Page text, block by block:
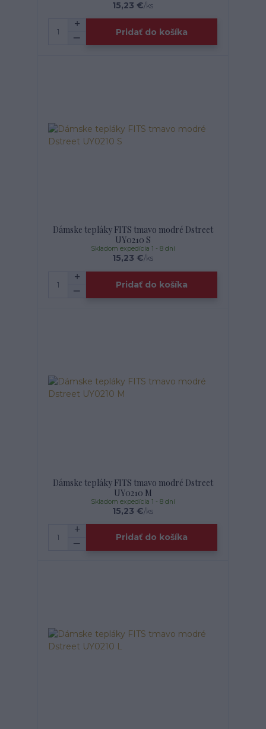
15,23 €/ks
Pridať do košíka
Dámske tepláky FITS tmavo modré Dstreet
UY0210 S
15,23 €/ks
Skladom expedícia 1 - 8 dní
Pridať do košíka
Dámske tepláky FITS tmavo modré Dstreet
UY0210 M
15,23 €/ks
Skladom expedícia 1 - 8 dní
Pridať do košíka